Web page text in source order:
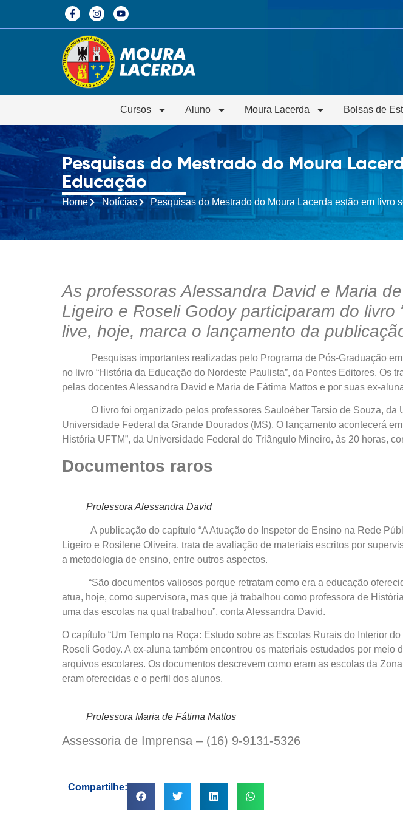
Cursos Aluno Moura Lacerda Bolsas de
Pesquisas do Mestrado do Moura
Educação
Home Notícias Pesquisas do Mestrado do Moura Lacerda estão em livro
As professoras Alessandra David e Maria
Ligeiro e Roseli Godoy participaram do
live, hoje, marca o lançamento da
Pesquisas importantes realizadas pelo Programa de Pós-Graduação em
no livro “História da Educação do Nordeste Paulista”, da Pontes Editores.
pelas docentes Alessandra David e Maria de Fátima Mattos e por suas ex-
O livro foi organizado pelos professores Sauloéber Tarsio de Souza, da
Universidade Federal da Grande Dourados (MS). O lançamento acontecerá
História UFTM”, da Universidade Federal do Triângulo Mineiro, às 20 horas,
Documentos raros
Professora Alessandra David
A publicação do capítulo “A Atuação do Inspetor de Ensino na Rede
Ligeiro e Rosilene Oliveira, trata de avaliação de materiais escritos por
a metodologia de ensino, entre outros aspectos.
“São documentos valiosos porque retratam como era a educação
atua, hoje, como supervisora, mas que já trabalhou como professora de
uma das escolas na qual trabalhou”, conta Alessandra David.
O capítulo “Um Templo na Roça: Estudo sobre as Escolas Rurais do Interior
Roseli Godoy. A ex-aluna também encontrou os materiais estudados por
arquivos escolares. Os documentos descrevem como eram as escolas da
eram oferecidas e o perfil dos alunos.
Professora Maria de Fátima Mattos
Assessoria de Imprensa – (16) 9-9131-5326
Compartilhe: